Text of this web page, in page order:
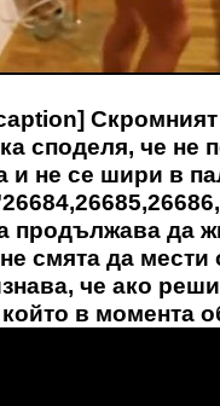
споделя, че не
и не се шири в
продължава да
смята да мести
че ако
в момента